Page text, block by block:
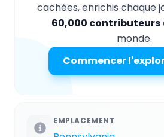
cachées, enrichis chaque
60,000 contributeurs
monde.
Commencer
EMPLACEMENT